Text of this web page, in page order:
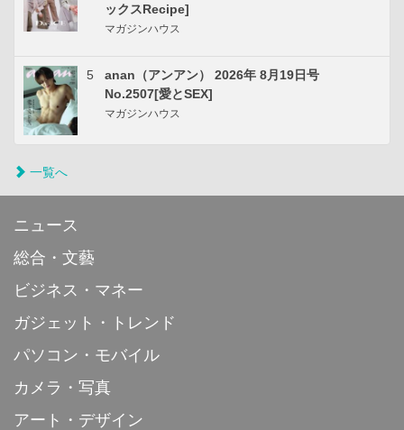
ックスRecipe]
マガジンハウス
5
anan（アンアン） 2026年 8月19日号
No.2507[愛とSEX]
マガジンハウス
一覧へ
ニュース
総合・文藝
ビジネス・マネー
ガジェット・トレンド
パソコン・モバイル
カメラ・写真
アート・デザイン